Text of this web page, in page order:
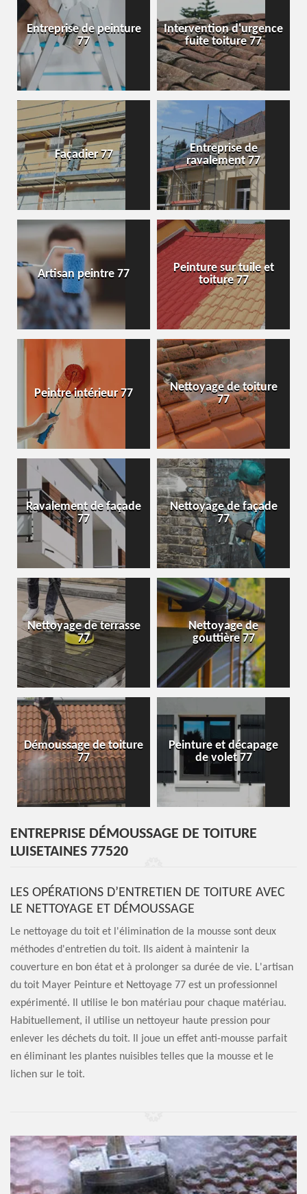
Entreprise de peinture
77
Intervention d'urgence
fuite toiture 77
Façadier 77
Entreprise de
ravalement 77
Artisan peintre 77
Peinture sur tuile et
toiture 77
Peintre intérieur 77
Nettoyage de toiture
77
Ravalement de façade
77
Nettoyage de façade
77
Nettoyage de terrasse
77
Nettoyage de
gouttière 77
Démoussage de toiture
77
Peinture et décapage
de volet 77
ENTREPRISE DÉMOUSSAGE DE TOITURE
LUISETAINES 77520
LES OPÉRATIONS D’ENTRETIEN DE TOITURE AVEC
LE NETTOYAGE ET DÉMOUSSAGE
Le nettoyage du toit et l'élimination de la mousse sont deux
méthodes d'entretien du toit. Ils aident à maintenir la
couverture en bon état et à prolonger sa durée de vie. L'artisan
du toit Mayer Peinture et Nettoyage 77 est un professionnel
expérimenté. Il utilise le bon matériau pour chaque matériau.
Habituellement, il utilise un nettoyeur haute pression pour
enlever les déchets du toit. Il joue un effet anti-mousse parfait
en éliminant les plantes nuisibles telles que la mousse et le
lichen sur le toit.